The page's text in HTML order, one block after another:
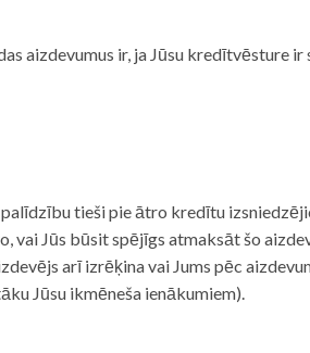
aizdevumus ir, ja Jūsu kredītvēsture
tieši pie ātro kredītu
Jūs būsit spējīgs atmaksāt šo
arī izrēķina vai Jums pēc
Jūsu ikmēneša ienākumiem).